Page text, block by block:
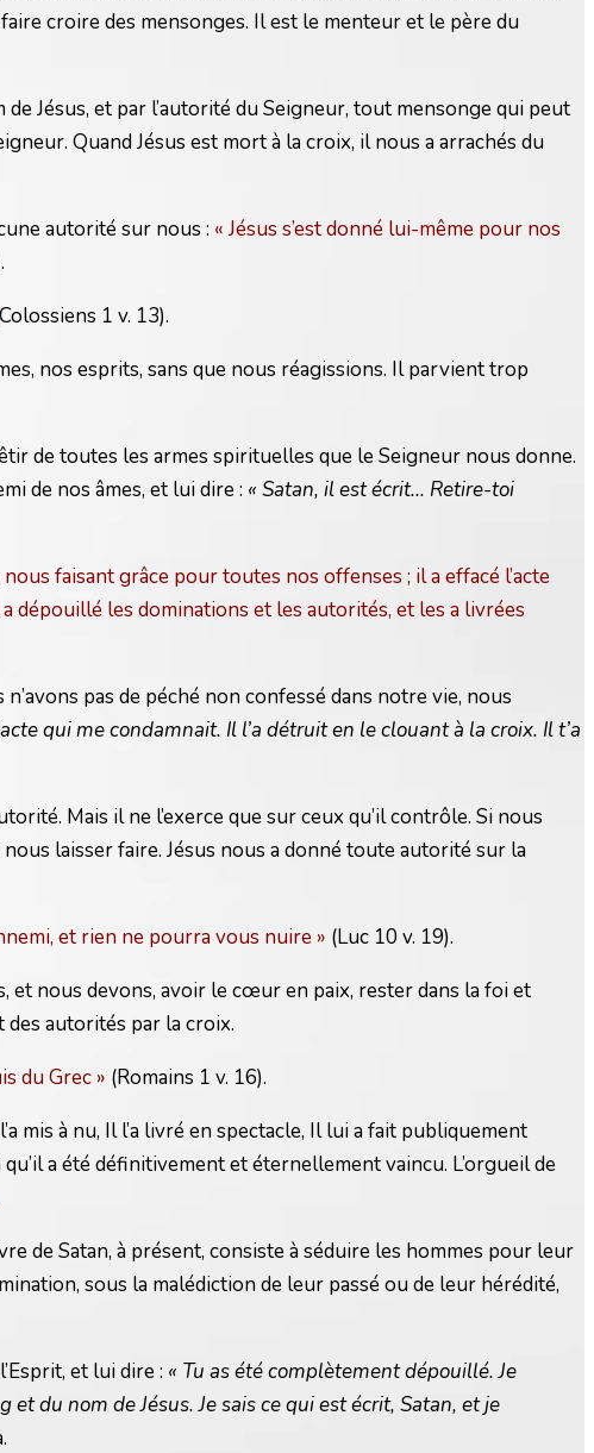
croire des mensonges. Il est le menteur et le père du
Jésus, et par l’autorité du Seigneur, tout mensonge qui peut
Quand Jésus est mort à la croix, il nous a arrachés du
autorité sur nous : « Jésus s’est donné lui-même pour nos
1 v. 13).
nos esprits, sans que nous réagissions. Il parvient trop
de toutes les armes spirituelles que le Seigneur nous donne.
de nos âmes, et lui dire : « Satan, il est écrit... Retire-toi
faisant grâce pour toutes nos offenses ; il a effacé l’acte
dépouillé les dominations et les autorités, et les a livrées
pas de péché non confessé dans notre vie, nous
qui me condamnait. Il l’a détruit en le clouant à la croix. Il t’a
Mais il ne l’exerce que sur ceux qu’il contrôle. Si nous
laisser faire. Jésus nous a donné toute autorité sur la
et rien ne pourra vous nuire » (Luc 10 v. 19).
et nous devons, avoir le cœur en paix, rester dans la foi et
autorités par la croix.
du Grec » (Romains 1 v. 16).
mis à nu, Il l’a livré en spectacle, Il lui a fait publiquement
a été définitivement et éternellement vaincu. L’orgueil de
de Satan, à présent, consiste à séduire les hommes pour leur
sous la malédiction de leur passé ou de leur hérédité,
et lui dire : « Tu as été complètement dépouillé. Je
du nom de Jésus. Je sais ce qui est écrit, Satan, et je